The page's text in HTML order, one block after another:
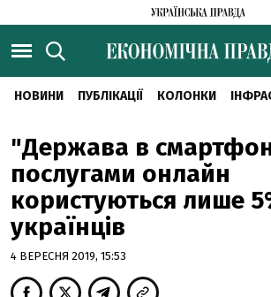
НОВИНИ ПУБЛІКАЦІЇ КОЛОНКИ
"Держава в
послугами онлайн
користуються лише
українців
4 ВЕРЕСНЯ 2019, 15:53